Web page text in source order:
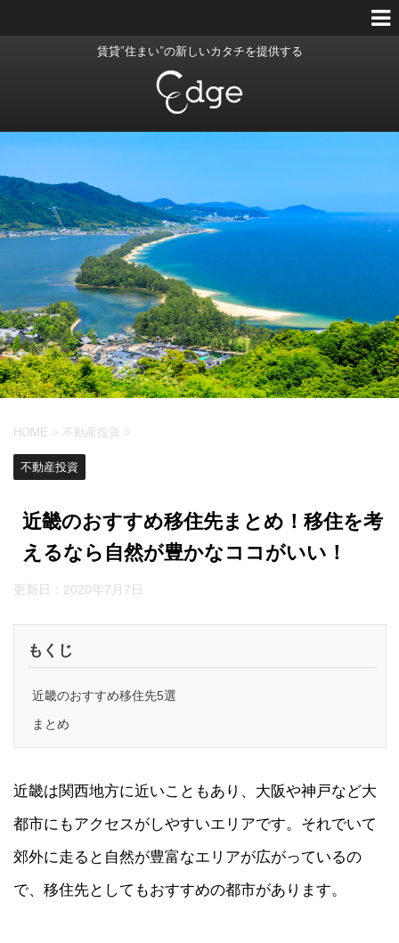
賃貸”住まい”の新しいカタチを提供する
HOME > 不動産投資 >
不動産投資
近畿のおすすめ移住先まとめ！移住を考
えるなら自然が豊かなココがいい！
更新日： 2020年7月7日
もくじ
近畿のおすすめ移住先5選
まとめ
近畿は関西地方に近いこともあり、大阪や神戸など大
都市にもアクセスがしやすいエリアです。それでいて
郊外に走ると自然が豊富なエリアが広がっているの
で、移住先としてもおすすめの都市があります。